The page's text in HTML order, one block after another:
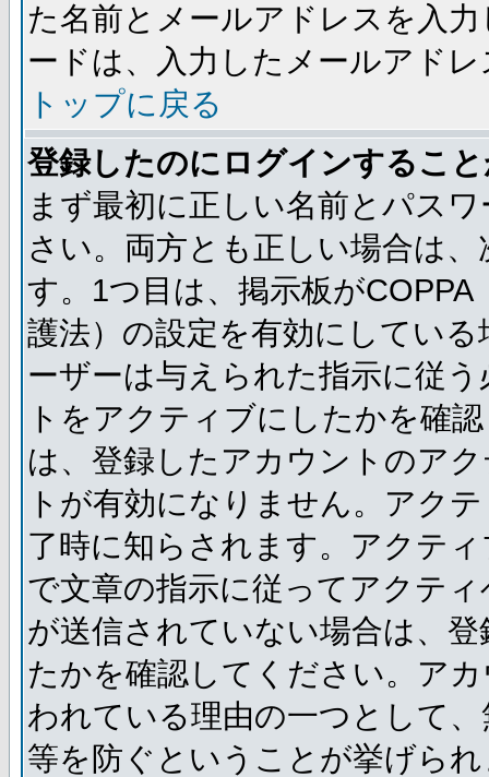
た名前とメールアドレスを入
ードは、入力したメールアド
トップに戻る
登録したのにログインするこ
まず最初に正しい名前とパス
さい。両方とも正しい場合は
す。1つ目は、掲示板が
護法）の設定を有効にしてい
ーザーは与えられた指示に従
トをアクティブにしたかを確
は、登録したアカウントのア
トが有効になりません。アク
了時に知らされます。アクテ
で文章の指示に従ってアクテ
が送信されていない場合は、
たかを確認してください。ア
われている理由の一つとして
等を防ぐということが挙げら